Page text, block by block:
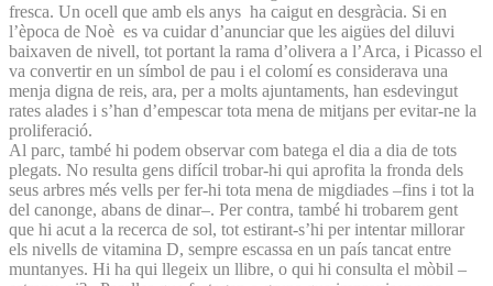
fresca. Un ocell que amb els anys ha caigut en desgràcia. Si en
l’època de Noè es va cuidar d’anunciar que les aigües del diluvi
baixaven de nivell, tot portant la rama d’olivera a l’Arca, i Picasso el
va convertir en un símbol de pau i el colomí es considerava una
menja digna de reis, ara, per a molts ajuntaments, han esdevingut
rates alades i s’han d’empescar tota mena de mitjans per evitar-ne la
proliferació.
Al parc, també hi podem observar com batega el dia a dia de tots
plegats. No resulta gens difícil trobar-hi qui aprofita la fronda dels
seus arbres més vells per fer-hi tota mena de migdiades –fins i tot la
del canonge, abans de dinar–. Per contra, també hi trobarem gent
que hi acut a la recerca de sol, tot estirant-s’hi per intentar millorar
els nivells de vitamina D, sempre escassa en un país tancat entre
muntanyes. Hi ha qui llegeix un llibre, o qui hi consulta el mòbil –